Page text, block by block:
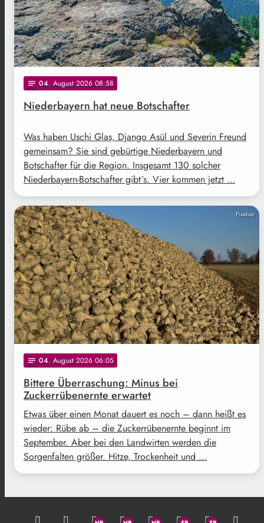
notes 04. August 2026 08:58
Niederbayern hat neue Botschafter
Was haben Uschi Glas, Django Asül und Severin Freund
gemeinsam? Sie sind gebürtige Niederbayern und
Botschafter für die Region. Insgesamt 130 solcher
Niederbayern-Botschafter gibt´s. Vier kommen jetzt …
Pixabay
notes 04. August 2026 06:05
Bittere Überraschung: Minus bei
Zuckerrübenernte erwartet
Etwas über einen Monat dauert es noch – dann heißt es
wieder: Rübe ab – die Zuckerrübenernte beginnt im
September. Aber bei den Landwirten werden die
Sorgenfalten größer. Hitze, Trockenheit und …